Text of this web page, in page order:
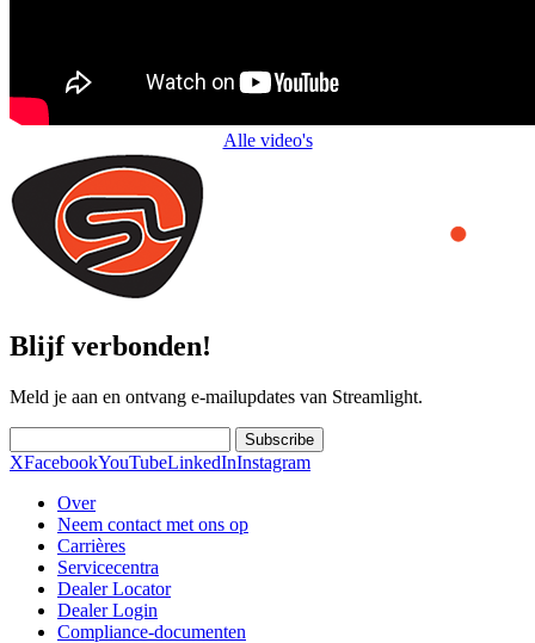
Alle video's
Blijf verbonden!
Meld je aan en ontvang e-mailupdates van Streamlight.
Subscribe
XFacebookYouTubeLinkedInInstagram
Over
Neem contact met ons op
Carrières
Servicecentra
Dealer Locator
Dealer Login
Compliance-documenten